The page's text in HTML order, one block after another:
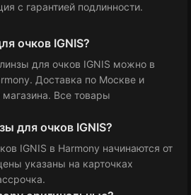
с гарантией подлинности.
очков IGNIS?
для очков IGNIS можно в
Доставка по Москве и
Все товары
для очков IGNIS?
IGNIS в Harmony начинаются от
указаны на карточках